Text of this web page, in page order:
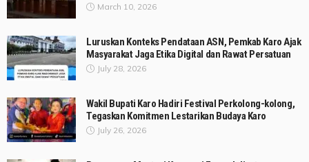
March 10, 2026
Luruskan Konteks Pendataan ASN, Pemkab Karo Ajak
Masyarakat Jaga Etika Digital dan Rawat Persatuan
July 28, 2026
Wakil Bupati Karo Hadiri Festival Perkolong-kolong,
Tegaskan Komitmen Lestarikan Budaya Karo
July 26, 2026